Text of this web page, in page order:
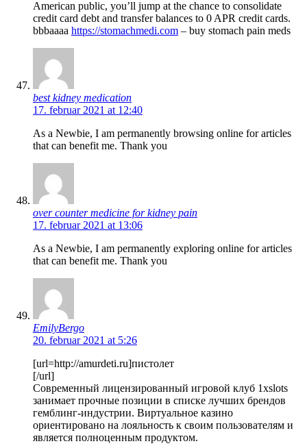
American public, you’ll jump at the chance to consolidate
credit card debt and transfer balances to 0 APR credit cards.
bbbaaaa https://stomachmedi.com – buy stomach pain meds
best kidney medication
17. februar 2021 at 12:40
As a Newbie, I am permanently browsing online for articles
that can benefit me. Thank you
over counter medicine for kidney pain
17. februar 2021 at 13:06
As a Newbie, I am permanently exploring online for articles
that can benefit me. Thank you
EmilyBergo
20. februar 2021 at 5:26
[url=http://amurdeti.ru]пистолет
[/url]
Современный лицензированный игровой клуб 1xslots
занимает прочные позиции в списке лучших брендов
гемблинг-индустрии. Виртуальное казино
ориентировано на лояльность к своим пользователям и
является полноценным продуктом.